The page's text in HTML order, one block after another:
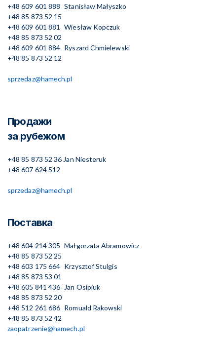
+48 609 601 888 Stanisław Małyszko
+48 85 873 52 15
+48 609 601 881
Wiesław Kopczuk
+48 85 873 52 02
+48 609 601 884 Ryszard Chmielewski
+48 85 873 52 12
sprzedaz@hamech.pl
Продажи
за рубежом
+48 85 873 52 36 Jan Niesteruk
+48 607 624 512
sprzedaz@hamech.pl
Поставка
+48 604 214 305 Małgorzata Abramowicz
+48 85 873 52 25
+48 603 175 664 Krzysztof Stulgis
+48 85 873 53 01
+48 605 841 436 Jan Osipiuk
+48 85 873 52 20
+48 512 261 686 Romuald Rakowski
+48 85 873 52 42
zaopatrzenie@hamech.pl